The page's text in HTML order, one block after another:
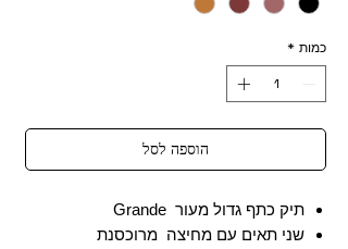
כמות *
הוספה לסל
תיק כתף גדול מעור Grande
שני תאים עם מחיצה מרוכסנת